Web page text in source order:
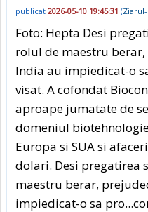
publicat 2026-05-10 19:45:31 (
Foto: Hepta Desi
rolul de maestru
India au impiedicat-o
visat. A cofondat
aproape jumatate de
domeniul
Europa si SUA si
dolari. Desi pregatirea
maestru berar,
impiedicat-o sa pro